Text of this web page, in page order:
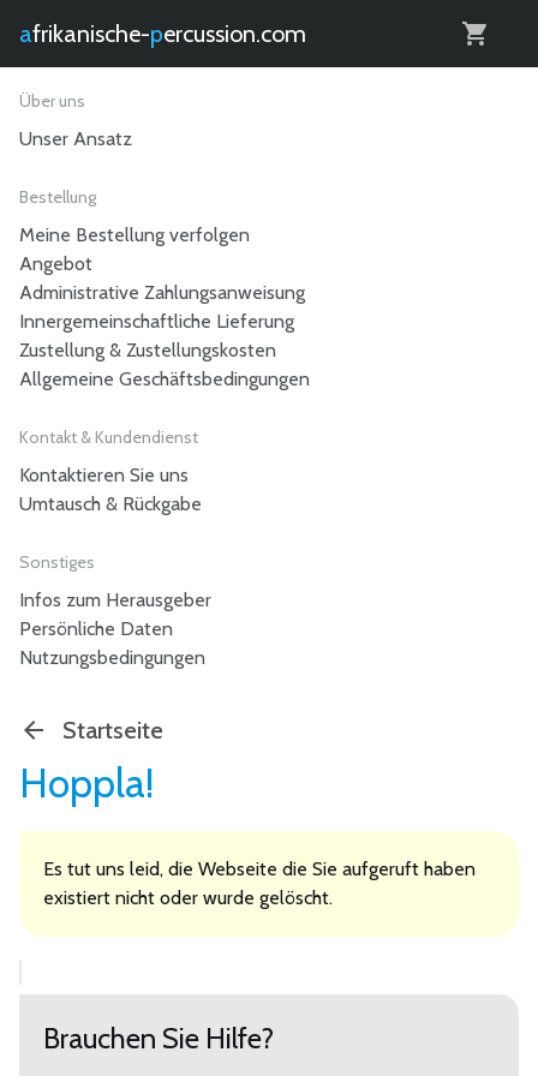
afrikanische- percussion.com
Über uns
Unser Ansatz
Bestellung
Meine Bestellung verfolgen
Angebot
Administrative Zahlungsanweisung
Innergemeinschaftliche Lieferung
Zustellung & Zustellungskosten
Allgemeine Geschäftsbedingungen
Kontakt & Kundendienst
Kontaktieren Sie uns
Umtausch & Rückgabe
Sonstiges
Infos zum Herausgeber
Persönliche Daten
Nutzungsbedingungen
Startseite
Hoppla!
Es tut uns leid, die Webseite die Sie aufgeruft haben
existiert nicht oder wurde gelöscht.
Brauchen Sie Hilfe?